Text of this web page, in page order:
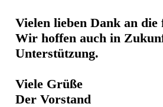
Vielen lieben Dank an die
Wir hoffen auch in
Unterstützung.
Viele Grüße
Der Vorstand